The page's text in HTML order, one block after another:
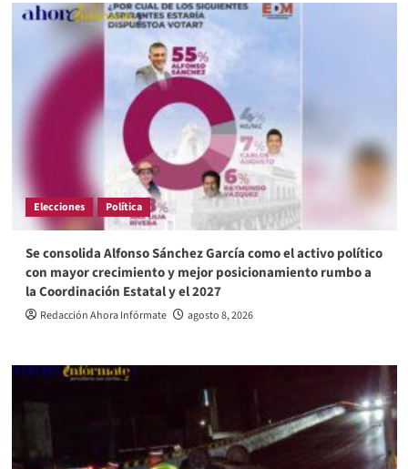
Elecciones Política
Se consolida Alfonso Sánchez García como el activo político
con mayor crecimiento y mejor posicionamiento rumbo a
la Coordinación Estatal y el 2027
Redacción Ahora Infórmate agosto 8, 2026